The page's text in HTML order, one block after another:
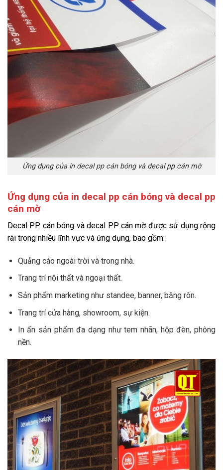
Ứng dụng của in decal pp cán bóng và decal pp cán mờ
Ứng dụng của in decal pp cán bóng và decal pp
cán mờ
Decal PP cán bóng và decal PP cán mờ được sử dụng rộng
rãi trong nhiều lĩnh vực và ứng dụng, bao gồm:
Quảng cáo ngoài trời và trong nhà.
Trang trí nội thất và ngoại thất.
Sản phẩm marketing như standee, banner, băng rôn.
Trang trí cửa hàng, showroom, sự kiện.
In ấn sản phẩm đa dạng như tem nhãn, hộp đèn, phông
nền.